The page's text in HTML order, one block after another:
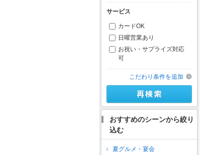
サービス
カードOK
日曜営業あり
お祝い・サプライズ対応
可
こだわり条件を追加
おすすめのシーンから絞り
込む
夏グルメ・宴会